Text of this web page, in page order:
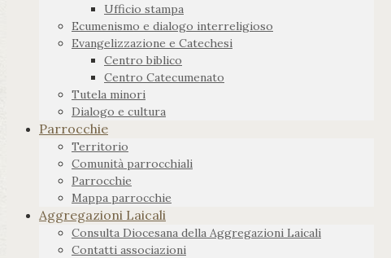
Ufficio stampa
Ecumenismo e dialogo interreligioso
Evangelizzazione e Catechesi
Centro biblico
Centro Catecumenato
Tutela minori
Dialogo e cultura
Parrocchie
Territorio
Comunità parrocchiali
Parrocchie
Mappa parrocchie
Aggregazioni Laicali
Consulta Diocesana della Aggregazioni Laicali
Contatti associazioni